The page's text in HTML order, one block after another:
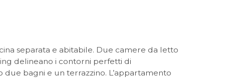
noi
separata e abitabile. Due camere da letto
delineano i contorni perfetti di
bagni e un terrazzino. L’appartamento